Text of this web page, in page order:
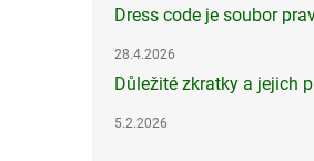
Dress code je soubor
28.4.2026
Důležité zkratky a jejich
5.2.2026